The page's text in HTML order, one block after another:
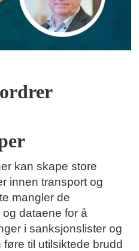
kan skape store
innen transport og
mangler de
dataene for å
i sanksjonslister og
til utilsiktede brudd